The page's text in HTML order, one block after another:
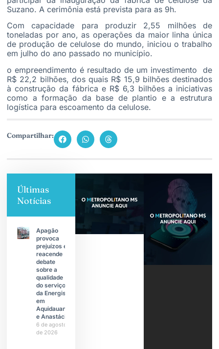
Suzano. A cerimônia está prevista para as 9h.
Com capacidade para produzir 2,55 milhões de
toneladas por ano, as operações da maior linha única
de produção de celulose do mundo, iniciou o trabalho
em julho do ano passado no município.
o empreendimento é resultado de um investimento de
R$ 22,2 bilhões, dos quais R$ 15,9 bilhões destinados
à construção da fábrica e R$ 6,3 bilhões a iniciativas
como a formação da base de plantio e a estrutura
logística para escoamento da celulose.
Compartilhar:
Últimas
Notícias
Apagão
provoca
prejuízos e
reacende
debate
sobre a
qualidade
do serviço
da Energisa
em
Aquidauana
e Anastácio
6 de agosto
de 2026